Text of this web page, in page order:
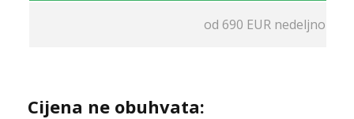
od 690 EUR nedeljno
Cijena ne obuhvata: